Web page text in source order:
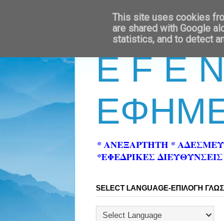
E F E
* ΑΝΕΞΑΡΤΗΤΗ *
*ΕΦΕΔΡΙΚΕΣ ΔΙΕΥΘΥΝΣΕΙΣ :
SELECT LANGUAGE-ΕΠΙΛΟΓΗ
This site uses cookies
are shared with Google
statistics, and to detect